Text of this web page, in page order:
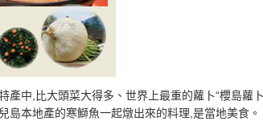
產中,比大頭菜大得多、世界上最重的蘿卜“櫻島蘿
島本地產的寒鰤魚一起燉出來的料理,是當地美食。